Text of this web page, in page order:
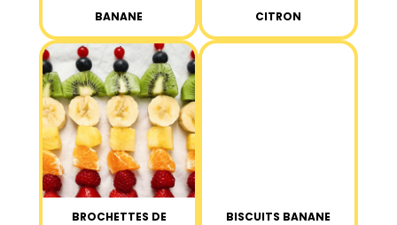
BANANE
CITRON
BROCHETTES DE
BISCUITS BANANE